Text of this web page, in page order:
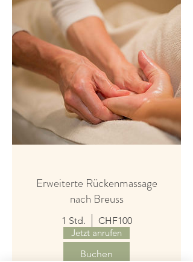
Erweiterte Rückenmassage
nach Breuss
1 Std. CHF100
Buchen
Jetzt anrufen